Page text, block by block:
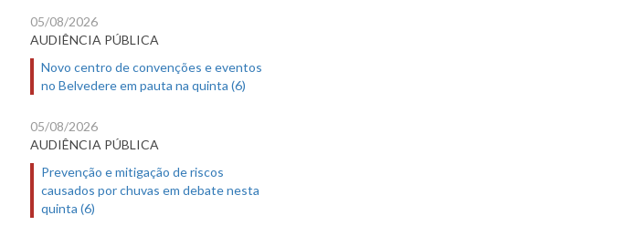
05/08/2026
AUDIÊNCIA PÚBLICA
Novo centro de convenções e eventos
no Belvedere em pauta na quinta (6)
05/08/2026
AUDIÊNCIA PÚBLICA
Prevenção e mitigação de riscos
causados por chuvas em debate nesta
quinta (6)